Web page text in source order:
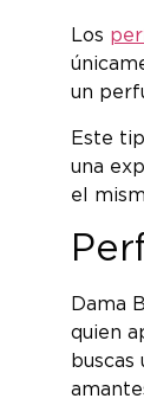
Los
un
Este
una
el
Dama
quien